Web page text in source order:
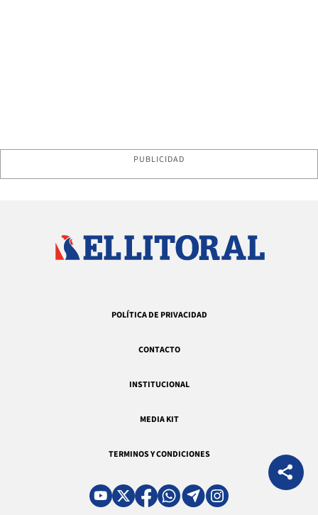
PUBLICIDAD
POLÍTICA DE PRIVACIDAD
CONTACTO
INSTITUCIONAL
MEDIA KIT
TERMINOS Y CONDICIONES